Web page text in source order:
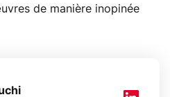
de manière inopinée